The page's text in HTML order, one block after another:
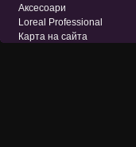
Аксесоари
Loreal Professional
Карта на сайта